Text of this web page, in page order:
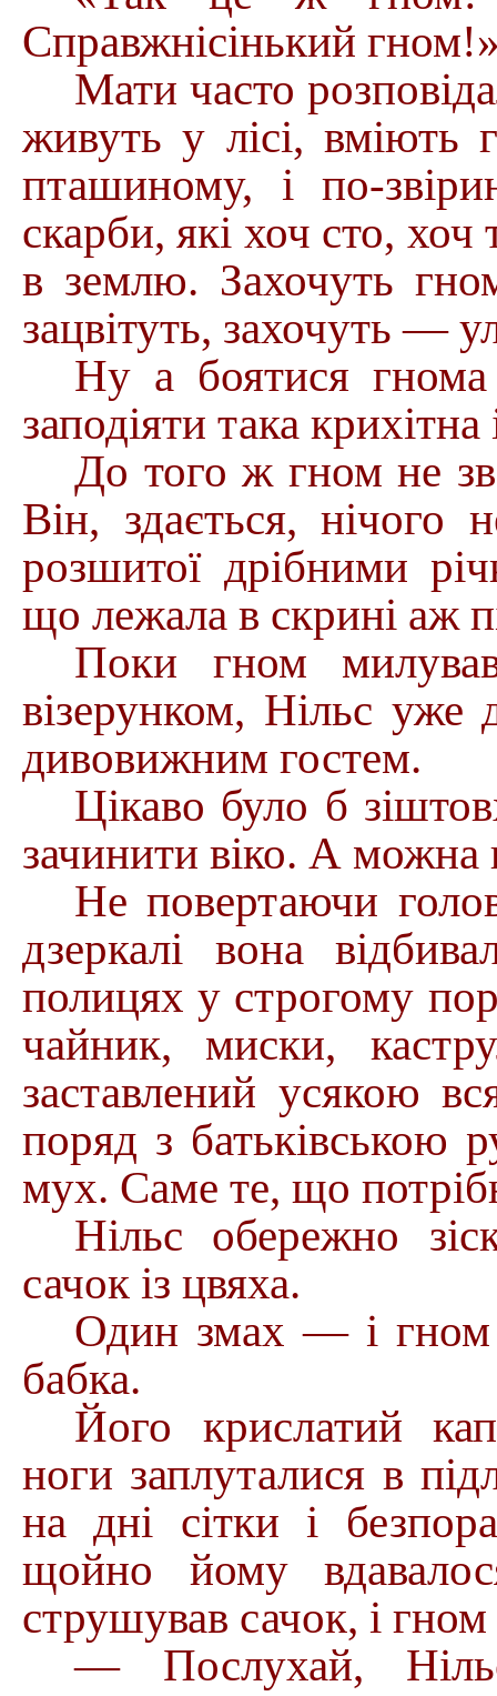
Справжнісінький
Мати часто
живуть у лісі, вміють
пташиному, і по-
скарби, які хоч сто, хоч
в землю. Захочуть
зацвітуть, захочуть —
Ну а боятися
заподіяти така крихітна
До того ж гном не
Він, здається, нічого
розшитої дрібними
що лежала в скрині аж
Поки гном
візерунком, Нільс
дивовижним гостем.
Цікаво було б
зачинити віко. А
Не повертаючи
дзеркалі вона
полицях у строгому
чайник, миски,
заставлений усякою
поряд з
мух. Саме те, що
Нільс обережно
сачок із цвяха.
Один змах — і гном
бабка.
Його крислатий
ноги заплуталися в
на дні сітки і
щойно йому
струшував сачок, і
— Послухай,